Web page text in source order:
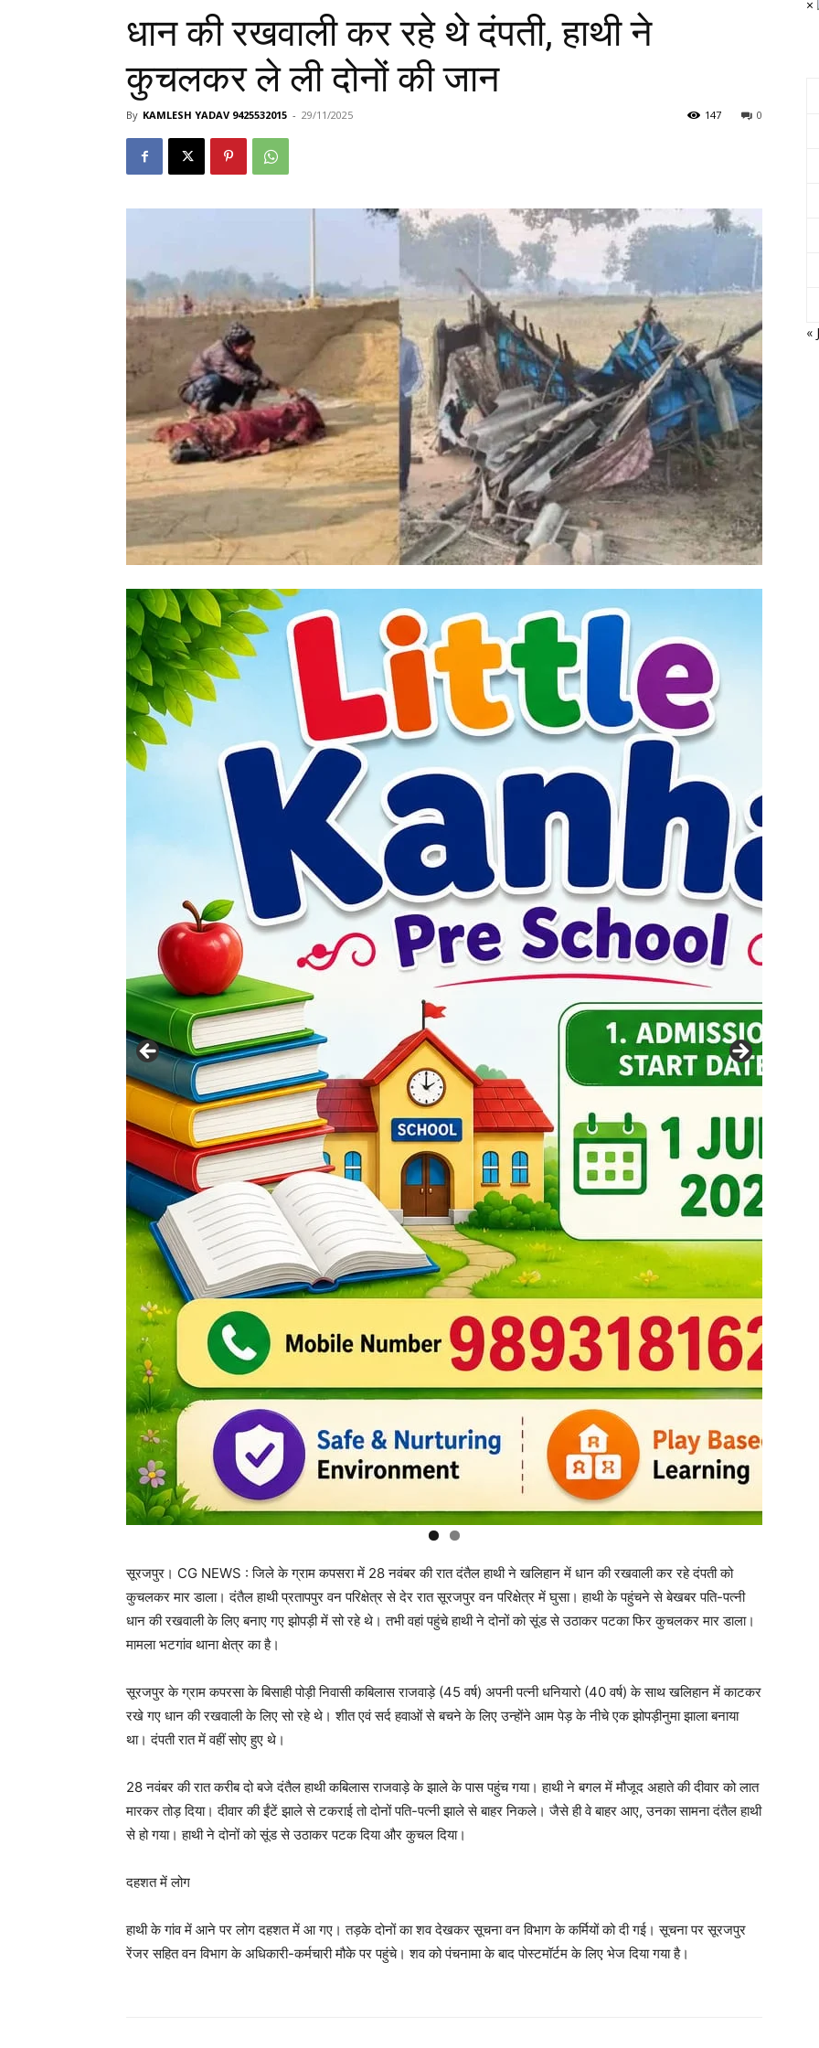
धान की रखवाली कर रहे थे दंपती, हाथी ने
कुचलकर ले ली दोनों की जान
By KAMLESH YADAV 9425532015 - 29/11/2025 0
147
सूरजपुर। CG NEWS : जिले के ग्राम कपसरा में 28 नवंबर की रात दंतैल हाथी ने खलिहान में धान की रखवाली कर रहे दंपती को
कुचलकर मार डाला। दंतैल हाथी प्रतापपुर वन परिक्षेत्र से देर रात सूरजपुर वन परिक्षेत्र में घुसा। हाथी के पहुंचने से बेखबर पति-पत्नी
धान की रखवाली के लिए बनाए गए झोपड़ी में सो रहे थे। तभी वहां पहुंचे हाथी ने दोनों को सूंड से उठाकर पटका फिर कुचलकर मार डाला।
मामला भटगांव थाना क्षेत्र का है।
सूरजपुर के ग्राम कपरसा के बिसाही पोड़ी निवासी कबिलास राजवाड़े (45 वर्ष) अपनी पत्नी धनियारो (40 वर्ष) के साथ खलिहान में काटकर
रखे गए धान की रखवाली के लिए सो रहे थे। शीत एवं सर्द हवाओं से बचने के लिए उन्होंने आम पेड़ के नीचे एक झोपड़ीनुमा झाला बनाया
था। दंपती रात में वहीं सोए हुए थे।
28 नवंबर की रात करीब दो बजे दंतैल हाथी कबिलास राजवाड़े के झाले के पास पहुंच गया। हाथी ने बगल में मौजूद अहाते की दीवार को लात
मारकर तोड़ दिया। दीवार की ईंटें झाले से टकराई तो दोनों पति-पत्नी झाले से बाहर निकले। जैसे ही वे बाहर आए, उनका सामना दंतैल हाथी
से हो गया। हाथी ने दोनों को सूंड से उठाकर पटक दिया और कुचल दिया।
दहशत में लोग
हाथी के गांव में आने पर लोग दहशत में आ गए। तड़के दोनों का शव देखकर सूचना वन विभाग के कर्मियों को दी गई। सूचना पर सूरजपुर
रेंजर सहित वन विभाग के अधिकारी-कर्मचारी मौके पर पहुंचे। शव को पंचनामा के बाद पोस्टमॉर्टम के लिए भेज दिया गया है।
×
«